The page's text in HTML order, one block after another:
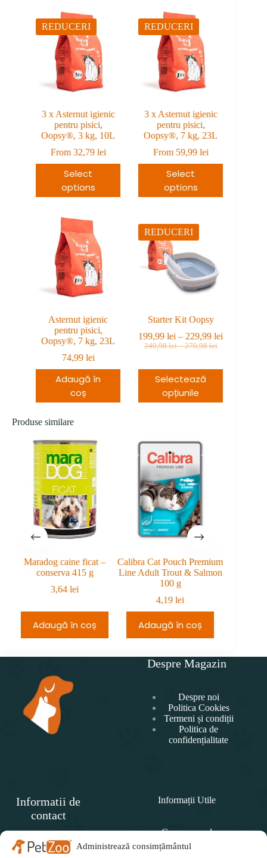
Administrează consimțământul
REDUCERI
3 x Asternut igienic
pentru pisici,
Oopsy®, 3 kg, 10L
From 32,79 lei
Select
options
REDUCERI
3 x Asternut igienic
pentru pisici,
Oopsy®, 7 kg, 23L
From 59,99 lei
Select
options
Asternut igienic
pentru pisici,
Oopsy®, 7 kg, 23L
74,99 lei
Adaugă în
coș
REDUCERI
Starter Kit Oopsy
240,98lei – 270,98leiInterval
Prețul
fost:
240,98 lei
–
240,98 lei
la
270,98 lei.
199,99lei – 229,99lei
199,99 lei
Prețul
199,99 lei
229,99 leiInterval
până
229,99 lei.
Selectează
opțiunile
Produse similare
Maradog caine ficat –
conserva 415 g
3,64lei
Adaugă în coș
Calibra Cat Pouch Premium
Line Adult Trout & Salmon
100 g
4,19lei
Adaugă în coș
Despre Magazin
Despre noi
Politica Cookies
Termeni și condiții
Politica de
confidențialitate
Informatii de
contact
PET
Informații Utile
Cum comand
Politica de retur